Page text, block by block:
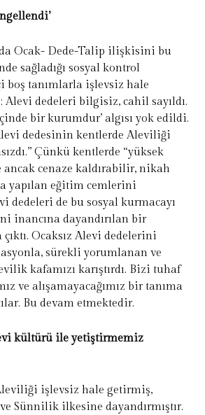
Ocak- Dede-Talip ilişkisini bu
sağladığı sosyal kontrol
boş tanımlarla işlevsiz hale
dedeleri bilgisiz, cahil sayıldı.
bir kurumdur’ algısı yok edildi.
dedesinin kentlerde Aleviliği
Çünkü kentlerde “yüksek
ancak cenaze kaldırabilir, nikah
yapılan eğitim cemlerini
dedeleri de bu sosyal kurmacayı
inancına dayandırılan bir
Ocaksız Alevi dedelerini
sürekli yorumlanan ve
kafamızı karıştırdı. Bizi tuhaf
ve alışamayacağımız bir tanıma
Bu devam etmektedir.
kültürü ile yetiştirmemiz
işlevsiz hale getirmiş,
Sünnilik ilkesine dayandırmıştır.